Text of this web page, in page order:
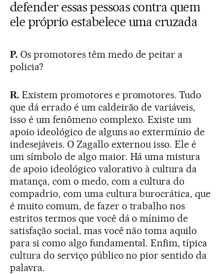
defender essas pessoas contra quem
ele próprio estabelece uma cruzada
P.Os promotores têm medo de peitar a
policia?
R.Existem promotores e promotores. Tudo
que dá errado é um caldeirão de variáveis,
isso é um fenômeno complexo. Existe um
apoio ideológico de alguns ao extermínio de
indesejáveis. O Zagallo externou isso. Ele é
um símbolo de algo maior. Há uma mistura
de apoio ideológico valorativo à cultura da
matança, com o medo, com a cultura do
compadrio, com uma cultura burocrática, que
é muito comum, de fazer o trabalho nos
estritos termos que você dá o mínimo de
satisfação social, mas você não toma aquilo
para si como algo fundamental. Enfim, típica
cultura do serviço público no pior sentido da
palavra.